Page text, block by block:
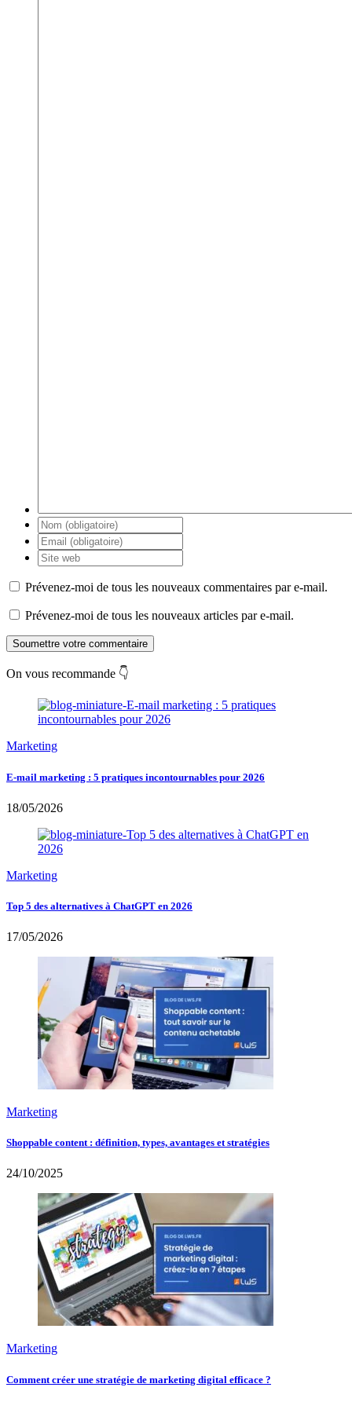
Prévenez-moi de tous les nouveaux commentaires par e-mail.
Prévenez-moi de tous les nouveaux articles par e-mail.
Soumettre votre commentaire
On vous recommande 👇
Marketing
E-mail marketing : 5 pratiques incontournables pour 2026
18/05/2026
Marketing
Top 5 des alternatives à ChatGPT en 2026
17/05/2026
Marketing
Shoppable content : définition, types, avantages et stratégies
24/10/2025
Marketing
Comment créer une stratégie de marketing digital efficace ?